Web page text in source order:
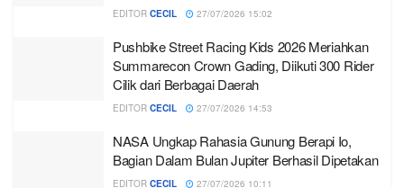
EDITOR CECIL 27/07/2026 15:02
Pushbike Street Racing Kids 2026 Meriahkan
Summarecon Crown Gading, Diikuti 300 Rider
Cilik dari Berbagai Daerah
EDITOR CECIL 27/07/2026 14:53
NASA Ungkap Rahasia Gunung Berapi Io,
Bagian Dalam Bulan Jupiter Berhasil Dipetakan
EDITOR CECIL 27/07/2026 10:11